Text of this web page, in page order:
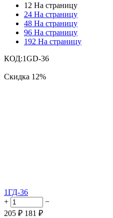
12 На страницу
24 На страницу
48 На страницу
96 На страницу
192 На страницу
КОД:1GD-36
Скидка 12%
1ГД-36
+
−
205 ₽ 181 ₽